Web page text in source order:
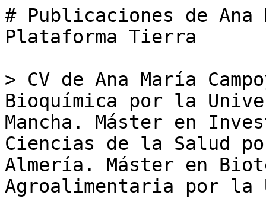
# Publicaciones de Ana
Plataforma Tierra
> CV de Ana María
Bioquímica por la
Mancha. Máster en
Ciencias de la Salud
Almería. Máster en
Agroalimentaria por la